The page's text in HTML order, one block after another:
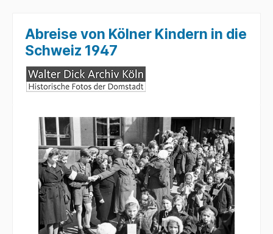
Abreise von Kölner Kindern in die
Schweiz 1947
Bildergalerie überspringen